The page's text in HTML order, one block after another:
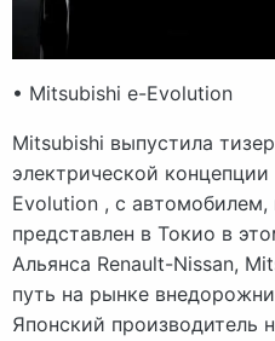
• Mitsubishi e-Evolution
Mitsubishi выпустила
электрической концепции
Evolution , с
представлен в Токио в
Альянса Renault-Nissan,
путь на рынке
Японский производитель